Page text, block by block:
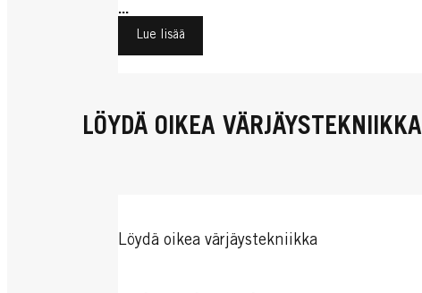
...
Lue lisää
LÖYDÄ OIKEA VÄRJÄYSTEKNIIKKA
Löydä oikea värjäystekniikka